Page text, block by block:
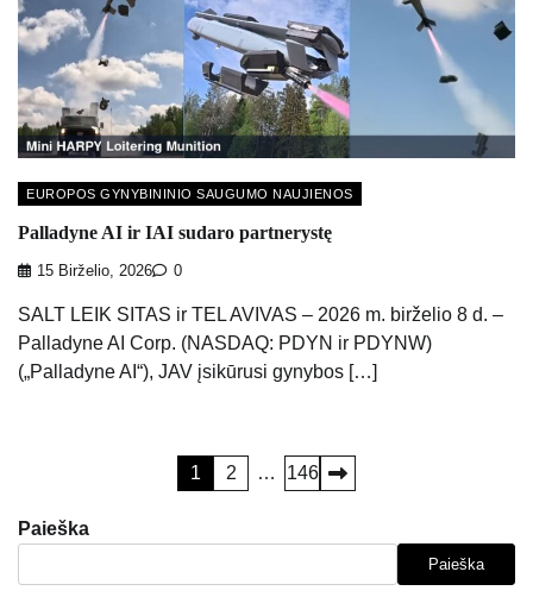
EUROPOS GYNYBININIO SAUGUMO NAUJIENOS
Palladyne AI ir IAI sudaro partnerystę
15 Birželio, 2026 0
SALT LEIK SITAS ir TEL AVIVAS – 2026 m. birželio 8 d. –
Palladyne AI Corp. (NASDAQ: PDYN ir PDYNW)
(„Palladyne AI“), JAV įsikūrusi gynybos […]
puslapiavimas
1 2 … 146
Paieška
Paieška